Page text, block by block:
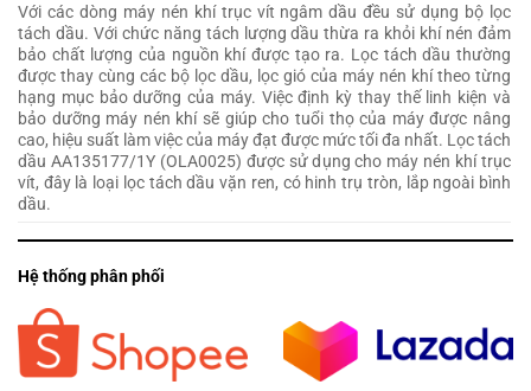
Với các dòng máy nén khí trục vít ngâm dầu đều sử dụng bộ lọc
tách dầu. Với chức năng tách lượng dầu thừa ra khỏi khí nén đảm
bảo chất lượng của nguồn khí được tạo ra. Lọc tách dầu thường
được thay cùng các bộ lọc dầu, lọc gió của máy nén khí theo từng
hạng mục bảo dưỡng của máy. Việc định kỳ thay thế linh kiện và
bảo dưỡng máy nén khí sẽ giúp cho tuổi thọ của máy được nâng
cao, hiệu suất làm việc của máy đạt được mức tối đa nhất. Lọc tách
dầu AA135177/1Y (OLA0025) được sử dụng cho máy nén khí trục
vít, đây là loại lọc tách dầu vặn ren, có hinh trụ tròn, lắp ngoài bình
dầu.
Hệ thống phân phối